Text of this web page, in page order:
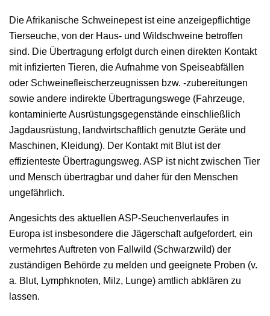
Die Afrikanische Schweinepest ist eine anzeigepflichtige
Tierseuche, von der Haus- und Wildschweine betroffen
sind. Die Übertragung erfolgt durch einen direkten Kontakt
mit infizierten Tieren, die Aufnahme von Speiseabfällen
oder Schweinefleischerzeugnissen bzw. -zubereitungen
sowie andere indirekte Übertragungswege (Fahrzeuge,
kontaminierte Ausrüstungsgegenstände einschließlich
Jagdausrüstung, landwirtschaftlich genutzte Geräte und
Maschinen, Kleidung). Der Kontakt mit Blut ist der
effizienteste Übertragungsweg. ASP ist nicht zwischen Tier
und Mensch übertragbar und daher für den Menschen
ungefährlich.
Angesichts des aktuellen ASP-Seuchenverlaufes in
Europa ist insbesondere die Jägerschaft aufgefordert, ein
vermehrtes Auftreten von Fallwild (Schwarzwild) der
zuständigen Behörde zu melden und geeignete Proben (v.
a. Blut, Lymphknoten, Milz, Lunge) amtlich abklären zu
lassen.